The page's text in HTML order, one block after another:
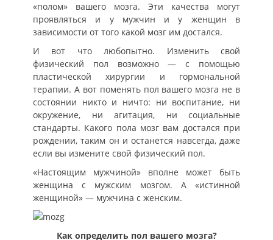
«полом» вашего мозга. Эти качества могут
проявляться и у мужчин и у женщин в
зависимости от того какой мозг им достался.
И вот что любопытно. Изменить свой
физический пол возможно — с помощью
пластической хирургии и гормональной
терапии. А вот поменять пол вашего мозга не в
состоянии никто и ничто: ни воспитание, ни
окружение, ни агитация, ни социальные
стандарты. Какого пола мозг вам достался при
рождении, таким он и останется навсегда, даже
если вы измените свой физический пол.
«Настоящим мужчиной» вполне может быть
женщина с мужским мозгом. А «истинной
женщиной» — мужчина с женским.
Как определить пол вашего мозга?